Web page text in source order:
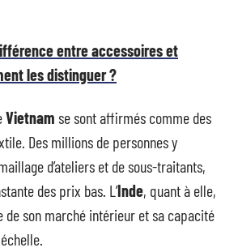
entre accessoires et
les distinguer ?
Vietnam se sont affirmés comme des
Des millions de personnes y
d’ateliers et de sous-traitants,
des prix bas. L’Inde, quant à elle,
de son marché intérieur et sa capacité